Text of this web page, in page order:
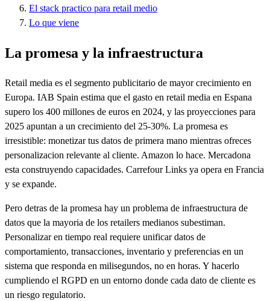
El stack practico para retail medio
Lo que viene
La promesa y la infraestructura
Retail media es el segmento publicitario de mayor crecimiento en
Europa. IAB Spain estima que el gasto en retail media en Espana
supero los 400 millones de euros en 2024, y las proyecciones para
2025 apuntan a un crecimiento del 25-30%. La promesa es
irresistible: monetizar tus datos de primera mano mientras ofreces
personalizacion relevante al cliente. Amazon lo hace. Mercadona
esta construyendo capacidades. Carrefour Links ya opera en Francia
y se expande.
Pero detras de la promesa hay un problema de infraestructura de
datos que la mayoria de los retailers medianos subestiman.
Personalizar en tiempo real requiere unificar datos de
comportamiento, transacciones, inventario y preferencias en un
sistema que responda en milisegundos, no en horas. Y hacerlo
cumpliendo el RGPD en un entorno donde cada dato de cliente es
un riesgo regulatorio.